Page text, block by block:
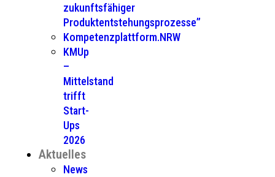
zukunftsfähiger
Produktentstehungsprozesse”
Kompetenzplattform.NRW
KMUp
–
Mittelstand
trifft
Start-
Ups
2026
Aktuelles
News